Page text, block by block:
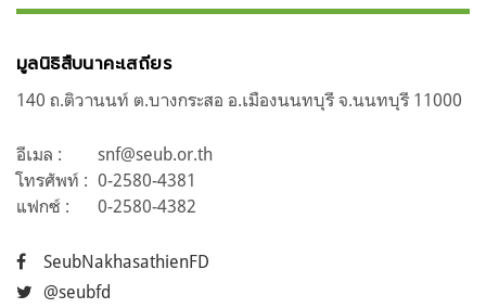
มูลนิธิสืบนาคะเสถียร
140 ถ.ติวานนท์ ต.บางกระสอ อ.เมืองนนทบุรี จ.นนทบุรี 11000
อีเมล :
snf@seub.or.th
โทรศัพท์ : 0-2580-4381
แฟกซ์ :
0-2580-4382
SeubNakhasathienFD
@seubfd